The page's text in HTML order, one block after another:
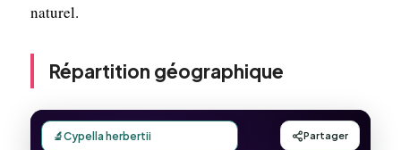
naturel.
Répartition géographique